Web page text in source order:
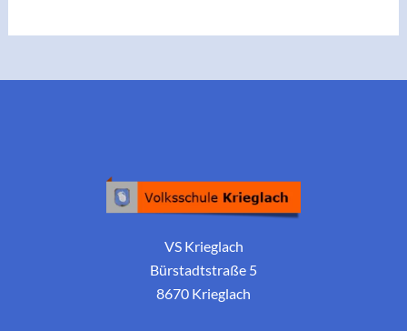
VS Krieglach
Bürstadtstraße 5
8670 Krieglach